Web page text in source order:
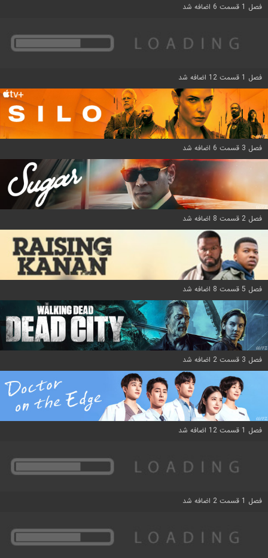
فصل 1 قسمت 6 اضافه شد
فصل 1 قسمت 12 اضافه شد
فصل 3 قسمت 6 اضافه شد
فصل 2 قسمت 8 اضافه شد
فصل 5 قسمت 8 اضافه شد
فصل 3 قسمت 2 اضافه شد
فصل 1 قسمت 12 اضافه شد
فصل 1 قسمت 2 اضافه شد